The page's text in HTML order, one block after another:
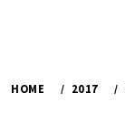
HOME 2017